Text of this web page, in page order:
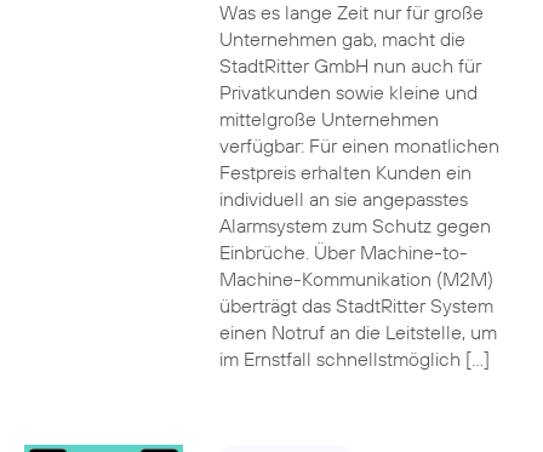
Was es lange Zeit nur für große
Unternehmen gab, macht die
StadtRitter GmbH nun auch für
Privatkunden sowie kleine und
mittelgroße Unternehmen
verfügbar: Für einen monatlichen
Festpreis erhalten Kunden ein
individuell an sie angepasstes
Alarmsystem zum Schutz gegen
Einbrüche. Über Machine-to-
Machine-Kommunikation (M2M)
überträgt das StadtRitter System
einen Notruf an die Leitstelle, um
im Ernstfall schnellstmöglich […]